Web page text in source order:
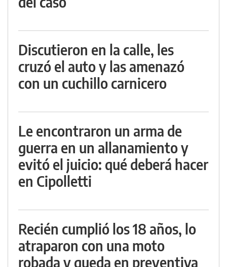
Discutieron en la calle, les
cruzó el auto y las amenazó
con un cuchillo carnicero
Le encontraron un arma de
guerra en un allanamiento y
evitó el juicio: qué deberá hacer
en Cipolletti
Recién cumplió los 18 años, lo
atraparon con una moto
robada y queda en preventiva